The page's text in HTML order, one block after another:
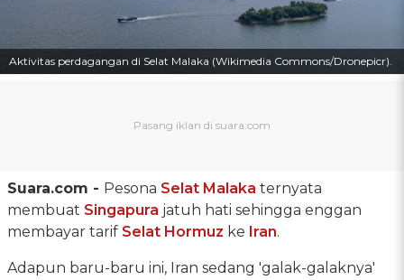
Aktivitas perdagangan di Selat Malaka (Wikimedia Commons/Dronepicr).
Suara.com - Pesona Selat Malaka ternyata
membuat Singapura jatuh hati sehingga enggan
membayar tarif Selat Hormuz ke Iran.
Adapun baru-baru ini, Iran sedang 'galak-galaknya'